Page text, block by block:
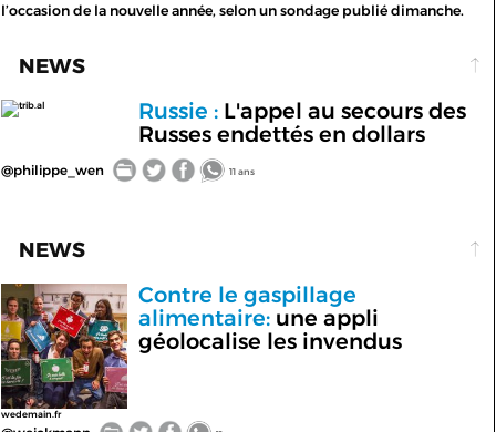
l’occasion de la nouvelle année, selon un sondage publié dimanche.
NEWS
trib.al Russie :L'appel au secours des
Russes endettés en dollars
@philippe_wen 11 ans
NEWS
wedemain.fr
Contre le gaspillage
alimentaire:une appli
géolocalise les invendus